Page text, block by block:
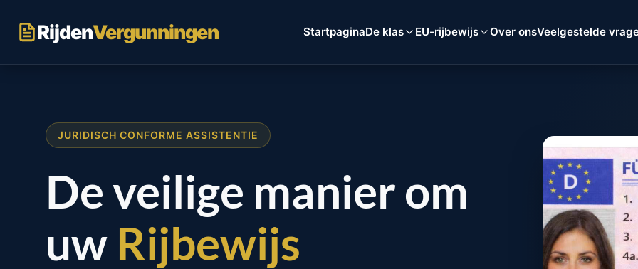
naar
inhoud
RijdenVergunningen StartpaginaDe klas EU-rijbewijs Over onsVeelgestelde
JURIDISCH CONFORME ASSISTENTIE
De veilige manier om
uw Rijbewijs